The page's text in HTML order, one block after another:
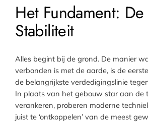
Het Fundament: De
Stabiliteit
Alles begint bij de grond. De manier
verbonden is met de aarde, is de
de belangrijkste verdedigingslinie
In plaats van het gebouw star aan de
verankeren, proberen moderne
juist te ‘ontkoppelen’ van de meest